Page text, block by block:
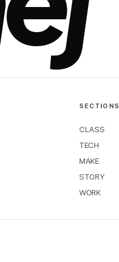
SECTIONS
CLASS
TECH
MAKE
STORY
WORK